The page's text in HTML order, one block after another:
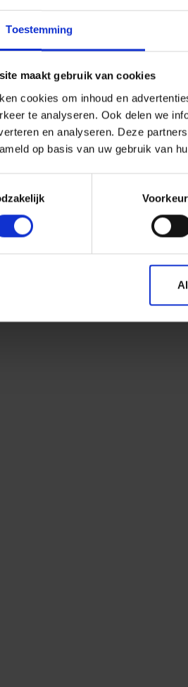
Toestemming
maakt gebruik van cookies
cookies om inhoud en
te analyseren. Ook delen we
en analyseren. Deze
op basis van uw gebruik van